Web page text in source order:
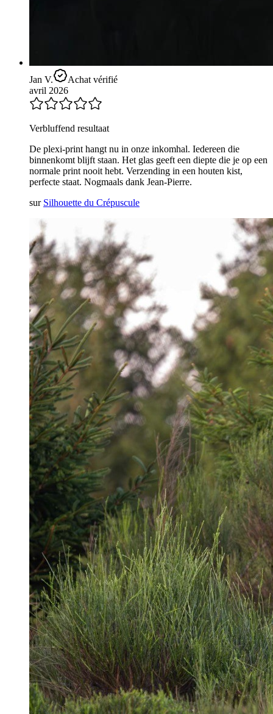
Jan V.
Achat vérifié
avril 2026
Verbluffend resultaat
De plexi-print hangt nu in onze inkomhal. Iedereen die
binnenkomt blijft staan. Het glas geeft een diepte die je op een
normale print nooit hebt. Verzending in een houten kist,
perfecte staat. Nogmaals dank Jean-Pierre.
sur Silhouette du Crépuscule